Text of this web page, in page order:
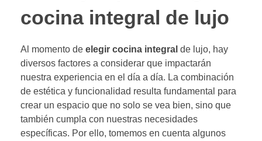
cocina integral de lujo
Al momento de elegir cocina integral de lujo, hay
diversos factores a considerar que impactarán
nuestra experiencia en el día a día. La combinación
de estética y funcionalidad resulta fundamental para
crear un espacio que no solo se vea bien, sino que
también cumpla con nuestras necesidades
específicas. Por ello, tomemos en cuenta algunos